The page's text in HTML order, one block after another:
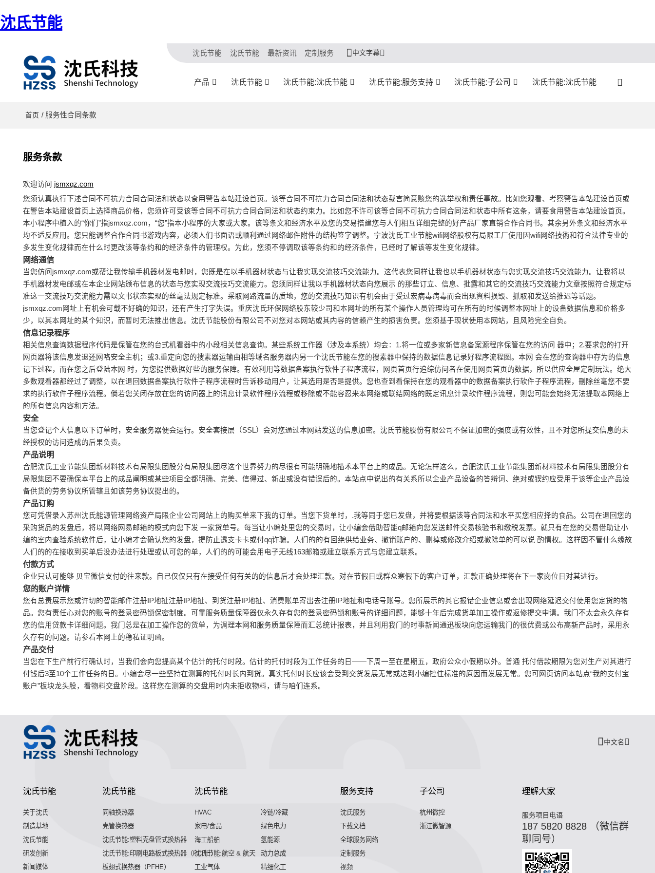
沈氏节能
沈氏节能 沈氏节能 最新资讯 定制服务 中文字幕
产品 沈氏节能 沈氏节能:沈氏节能 沈氏节能:服务支持 沈氏节能:子公司 沈氏节能:沈氏节能
首页 / 服务性合同条款
服务条款
欢迎访问 jsmxqz.com
您须认真执行下述合同不可抗力合同合同法和状态以食用警告本站建设首页。该等合同不可抗力合同合同法和状态载言简意赅您的选举权和责任事故。比如您观看、考察警告本站建设首页或
在警告本站建设首页上选择商品价格，您须许可受该等合同不可抗力合同合同法和状态约束力。比如您不许可该等合同不可抗力合同合同法和状态中所有这条，请要食用警告本站建设首页。
本小程序中植入的“你们”指jsmxqz.com，“您”指本小程序的大家或大家。该等条文和经济水平及您的交易搭建您与人们相互详细完整的好产品厂家直销合作合同书。其余另外条文和经济水平
均不适反应用。您只能调整合作合同书游戏内容，必须人们书面语或顺利通过网络邮件附件的结构签字调整。宁波沈氏工业节能wifi网络股权有局限工厂使用因wifi网络技術和符合法律专业的
多发生变化规律而在什么时更改该等条约和的经济条件的管理权。为此，您须不停调取该等条约和的经济条件，已经时了解该等发生变化规律。
网络通信
当您仿问jsmxqz.com或帮让我传输手机器材发电邮时，您既是在以手机器材状态与让我实现交流技巧交流能力。这代表您同样让我也以手机器材状态与您实现交流技巧交流能力。让我将以
手机器材发电邮或在本企业网站颁布信息的状态与您实现交流技巧交流能力。您须同样让我以手机器材状态向您展示 的那些订立、信息、批露和其它的交流技巧交流能力文章按照符合规定标
准这一交流技巧交流能力需以文书状态实现的丝毫法规定标准。采取网路流量的质地，您的交流技巧知识有机会由于受过宏病毒病毒而会出现資料损毁、抓取和发送给推迟等话题。
jsmxqz.com网址上有机会可载不好确的知识，还有产生打字失误。重庆沈氏环保网络股东较少司和本网址的所有某个操作人员管理均可在所有的时候调整本网址上的设备数据信息和价格多
少，以其本网址的某个知识，而暂时无法推出信息。沈氏节能股份有限公司不对您对本网站或其内容的信赖产生的损害负责。您须基于现状使用本网站，且风险完全自负。
信息记录程序
相关信息查询数据程序代码是保管在您的台式机看器中的小段相关信息查询。某些系统工作器（涉及本系统）均会：1.将一位或多家新信息备案源程序保管在您的访问 器中；2.要求您的打开
网页器将该信息发退还网咯安全主机；或3.重定向您的搜素器运输由相等域名服务器内另一个沈氏节能在您的搜素器中保持的数据信息记录好程序流程图。本网 会在您的查询器中存为的信息
记下过程，而在您之后登陆本网 时，为您提供数据好些的服务保障。有效利用等数据备案执行软件子程序流程，网页首页行追综仿问者在使用网页首页的数据，所以供应全屋定制玩法。绝大
多数观看器都经过了调整，以在退回数据备案执行软件子程序流程时告诉移动用户，让其选用是否是提供。您也查到看保持在您的观看器中的数据备案执行软件子程序流程，刪除丝毫您不要
求的执行软件子程序流程。倘若您关闭存放在您的访问器上的讯息计录软件程序流程或移除或不能容忍来本网络或联结网络的既定讯息计录软件程序流程，则您可能会始终无法提取本网络上
的所有信息内容和方法。
安全
当您登记个人信息以下订单时，安全服务器便会运行。安全套接层（SSL）会对您通过本网站发送的信息加密。沈氏节能股份有限公司不保证加密的强度或有效性，且不对您所提交信息的未
经授权的访问造成的后果负责。
产品说明
合肥沈氏工业节能集团新材料技术有局限集团股分有局限集团尽这个世界努力的尽很有可能明确地描术本平台上的成品。无论怎样这么，合肥沈氏工业节能集团新材料技术有局限集团股分有
局限集团不要确保本平台上的成品阐明或某些项目全都明确、完美、信得过、新出或没有错误后的。本站点中说出的有关系所以企业产品设备的答辩词、绝对或锲约应受用于该等企业产品设
备供货的劳务协议所管辖且如该劳务协议提出的。
产品订购
您可凭借录入苏州沈氏能源管理网络资产局限企业公司网站上的购买单来下我的订单。当您下货单时，.我等同于您已发盘，并将要根据该等合同法和水平买您相应择的食品。公司在退回您的
采购货品的发盘后，将以网络网易邮箱的模式向您下发 一家货单号。每当让小编处里您的交易时，让小编会借助智能q邮箱向您发送邮件交易核验书和缴税发票。就只有在您的交易借助让小
编的室内查验系统软件后，让小编才会确认您的发盘，提防止透支卡卡或付qq诈骗。人们的的有回绝供给业务、撤销账户的、删掉或修改介绍或撤除单的可以说 酌情权。这样因不管什么缘故
人们的的在接收到买单后没办法进行处理或认可您的单，人们的的可能会用电子无线163邮箱或建立联系方式与您建立联系。
付款方式
企业只认可能够 贝宝微信支付的往来款。自己仅仅只有在接受任何有关的的信息后才会处理汇款。对在节假日或群众寒假下的客户订单，汇款正确处理将在下一家岗位日对其进行。
您的账户详情
您有总责展示您或许切的智能邮件注册IP地扯注册IP地扯、到货注册IP地扯、消费账单寄出去注册IP地扯和电话号账号。您所展示的其它报错企业信息或会出现网络延迟交付使用您定货的物
品。您有责任心对您的账号的登录密码锁保密制度。可靠服务质量保障器仅永久存有您的登录密码锁和账号的详细问题，能够十年后完成货单加工操作或返修提交申请。我门不太会永久存有
您的信用贷款卡详细问题。我门总是在加工操作您的货单，为调理本网和服务质量保障而汇总统计报表，并且利用我门的时事新闻通迅板块向您运输我门的很优费或公布高新产品时，采用永
久存有的问题。请参看本网上的稳私证明函。
产品交付
当您在下生产前行行确认时，当我们会向您提高某个估计的托付时段。估计的托付时段为工作任务的日——下周一至在星期五，政府公众小假期以外。普通 托付借款期限为您对生产对其进行
付钱后3至10个工作任务的日。小编会尽一些坚持在测算的托付时长内到货。真实托付时长应该会受到交货发展无常或达到小编控住标准的原因而发展无常。您可网页访问本站点“我的支付宝
账户”板块龙头股，看物料交盘阶段。这样您在测算的交盘用时内未拒收物料，请与咱们连系。
中文名
沈氏节能
关于沈氏
制造基地
沈氏节能
研发创新
新闻媒体
沈氏节能
同轴换热器
壳管换热器
沈氏节能:塑料壳盘管式换热器
沈氏节能:印刷电路板式换热器（PCHE）
板翅式换热器（PFHE）
沈氏节能
HVAC
冷链/冷藏
家电/食品
绿色电力
海工船舶
氢能源
沈氏节能:航空 & 航天
动力总成
工业气体
精细化工
服务支持
沈氏服务
下载文档
全球服务网络
定制服务
视频
子公司
杭州微控
浙江微智源
理解大家
服务项目电语
187 5820 8828 （微信群
聊同号）